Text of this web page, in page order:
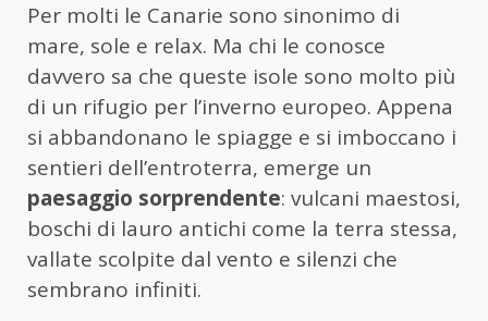
Per molti le Canarie sono sinonimo di
mare, sole e relax. Ma chi le conosce
davvero sa che queste isole sono molto più
di un rifugio per l’inverno europeo. Appena
si abbandonano le spiagge e si imboccano i
sentieri dell’entroterra, emerge un
paesaggio sorprendente: vulcani maestosi,
boschi di lauro antichi come la terra stessa,
vallate scolpite dal vento e silenzi che
sembrano infiniti.